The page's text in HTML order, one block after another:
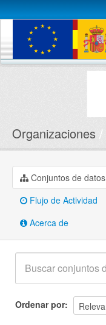
Conjuntos de datos
Organizaciones
Conjuntos de datos
Flujo de Actividad
Acerca de
Ordenar por